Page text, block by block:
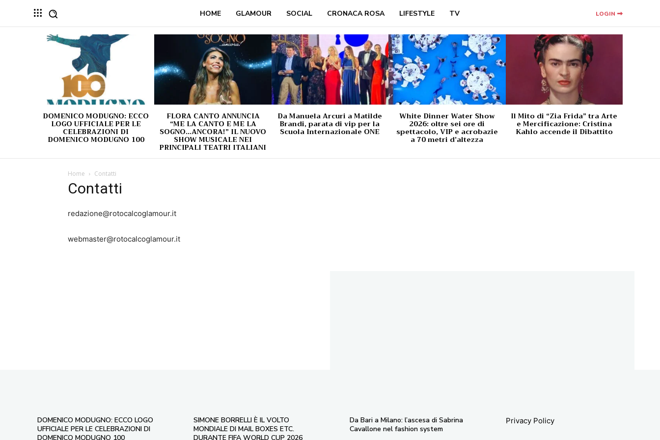
HOME GLAMOUR SOCIAL CRONACA ROSA LIFESTYLE TV LOGIN
DOMENICO MODUGNO: ECCO
LOGO UFFICIALE PER LE
CELEBRAZIONI DI
DOMENICO MODUGNO 100
FLORA CANTO ANNUNCIA
“ME LA CANTO E ME LA
SOGNO…ANCORA!” IL NUOVO
SHOW MUSICALE NEI
PRINCIPALI TEATRI ITALIANI
Da Manuela Arcuri a Matilde
Brandi, parata di vip per la
Scuola Internazionale ONE
White Dinner Water Show
2026: oltre sei ore di
spettacolo, VIP e acrobazie
a 70 metri d’altezza
Il Mito di “Zia Frida” tra Arte
e Mercificazione: Cristina
Kahlo accende il Dibattito
Home Contatti
Contatti
redazione@rotocalcoglamour.it
webmaster@rotocalcoglamour.it
DOMENICO MODUGNO: ECCO LOGO
UFFICIALE PER LE CELEBRAZIONI DI
DOMENICO MODUGNO 100
SIMONE BORRELLI È IL VOLTO
MONDIALE DI MAIL BOXES ETC.
DURANTE FIFA WORLD CUP 2026
Da Bari a Milano: l’ascesa di Sabrina
Cavallone nel fashion system
Privacy Policy